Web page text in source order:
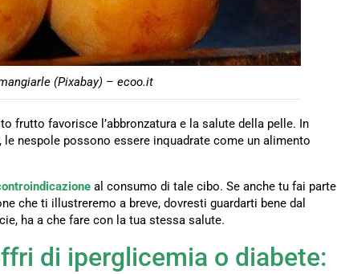
(Pixabay) – ecoo.it
frutto favorisce l’abbronzatura e la salute della pelle. In
nespole possono essere inquadrate come un alimento
al consumo di tale cibo. Se anche tu fai parte
che ti illustreremo a breve, dovresti guardarti bene dal
ha a che fare con la tua stessa salute.
di iperglicemia o diabete: